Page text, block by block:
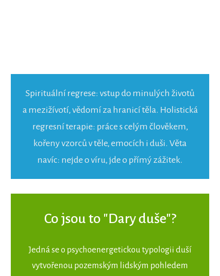
Spirituální regrese: vstup do minulých životů
a mezižívotí, vědomí za hranicí těla. Holistická
regresní terapie: práce s celým člověkem,
kořeny vzorců v těle, emocích i duši. Věta
navíc: nejde o víru, jde o přímý zážitek.
Co jsou to "Dary duše"?
Jedná se o psychoenergetickou typologii duší
vytvořenou pozemským lidským pohledem